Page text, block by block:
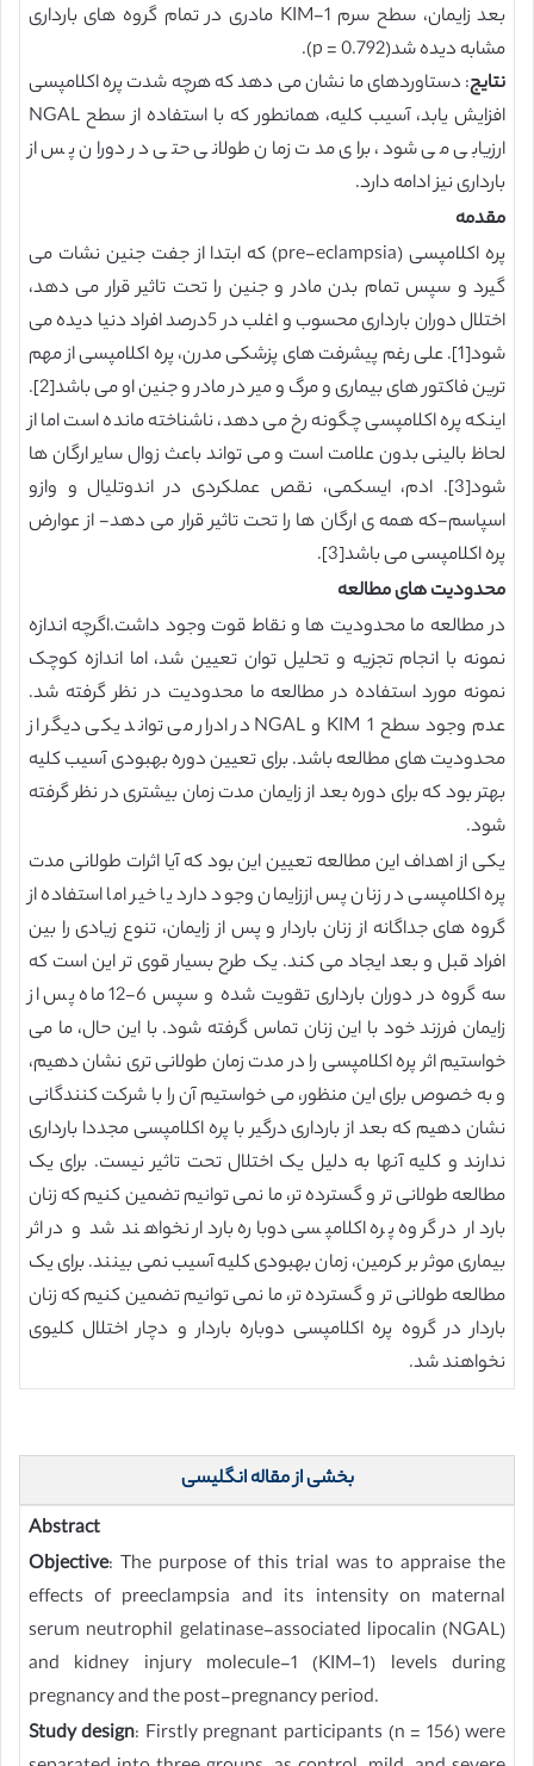
بعد زایمان، سطح سرم KIM-1 مادری در تمام گروه های بارداری
مشابه دیده شد(p = 0.792).
نتایج: دستاوردهای ما نشان می دهد که هرچه شدت پره اکلامپسی
افزایش یابد، آسیب کلیه، همانطور که با استفاده از سطح NGAL
ارزیابی می شود، برای مدت زمان طولانی حتی در دوران پس از
بارداری نیز ادامه دارد.
مقدمه
پره اکلامپسی (pre-eclampsia) که ابتدا از جفت جنین نشات می
گیرد و سپس تمام بدن مادر و جنین را تحت تاثیر قرار می دهد،
اختلال دوران بارداری محسوب و اغلب در 5درصد افراد دنیا دیده می
شود[1]. علی رغم پیشرفت های پزشکی مدرن، پره اکلامپسی از مهم
ترین فاکتور های بیماری و مرگ و میر در مادر و جنین او می باشد[2].
اینکه پره اکلامپسی چگونه رخ می دهد، ناشناخته مانده است اما از
لحاظ بالینی بدون علامت است و می تواند باعث زوال سایر ارگان ها
شود[3]. ادم، ایسکمی، نقص عملکردی در اندوتلیال و وازو
اسپاسم-که همه ی ارگان ها را تحت تاثیر قرار می دهد- از عوارض
پره اکلامپسی می باشد[3].
محدودیت های مطالعه
در مطالعه ما محدودیت ها و نقاط قوت وجود داشت.اگرچه اندازه
نمونه با انجام تجزیه و تحلیل توان تعیین شد، اما اندازه کوچک
نمونه مورد استفاده در مطالعه ما محدودیت در نظر گرفته شد.
عدم وجود سطح KIM 1 و NGAL در ادرار می تواند یکی دیگر از
محدودیت های مطالعه باشد. برای تعیین دوره بهبودی آسیب کلیه
بهتر بود که برای دوره بعد از زایمان مدت زمان بیشتری در نظر گرفته
شود.
یکی از اهداف این مطالعه تعیین این بود که آیا اثرات طولانی مدت
پره اکلامپسی در زنان پس اززایمان وجود دارد یا خیر اما استفاده از
گروه های جداگانه از زنان باردار و پس از زایمان، تنوع زیادی را بین
افراد قبل و بعد ایجاد می کند. یک طرح بسیار قوی تر این است که
سه گروه در دوران بارداری تقویت شده و سپس 6-12 ماه پس از
زایمان فرزند خود با این زنان تماس گرفته شود. با این حال، ما می
خواستیم اثر پره اکلامپسی را در مدت زمان طولانی تری نشان دهیم،
و به خصوص برای این منظور، می خواستیم آن را با شرکت کنندگانی
نشان دهیم که بعد از بارداری درگیر با پره اکلامپسی مجددا بارداری
ندارند و کلیه آنها به دلیل یک اختلال تحت تاثیر نیست. برای یک
مطالعه طولانی تر و گسترده تر، ما نمی توانیم تضمین کنیم که زنان
باردار در گروه پره اکلامپسی دوباره باردار نخواهند شد و در اثر
بیماری موثر بر کرمین، زمان بهبودی کلیه آسیب نمی بینند. برای یک
مطالعه طولانی تر و گسترده تر، ما نمی توانیم تضمین کنیم که زنان
باردار در گروه پره اکلامپسی دوباره باردار و دچار اختلال کلیوی
نخواهند شد.
بخشی از مقاله انگلیسی
Abstract
Objective: The purpose of this trial was to appraise the
effects of preeclampsia and its intensity on maternal
serum neutrophil gelatinase-associated lipocalin (NGAL)
and kidney injury molecule-1 (KIM-1) levels during
pregnancy and the post-pregnancy period.
Study design: Firstly pregnant participants (n = 156) were